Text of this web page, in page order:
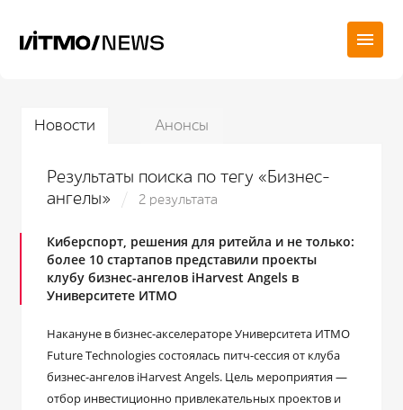
Новости Анонсы
Результаты поиска по тегу «Бизнес-
ангелы»
2 результата
Киберспорт, решения для ритейла и не только:
более 10 стартапов представили проекты
клубу бизнес-ангелов iHarvest Angels в
Университете ИТМО
Накануне в бизнес-акселераторе Университета ИТМО
Future Technologies состоялась питч-сессия от клуба
бизнес-ангелов iHarvest Angels. Цель мероприятия —
отбор инвестиционно привлекательных проектов и